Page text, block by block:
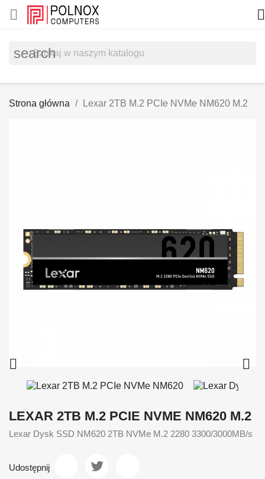
 
search
Strona główna Lexar 2TB M.2 PCIe NVMe NM620 M.2
 
LEXAR 2TB M.2 PCIE NVME NM620 M.2
Lexar Dysk SSD NM620 2TB NVMe M.2 2280 3300/3000MB/s
Udostępnij